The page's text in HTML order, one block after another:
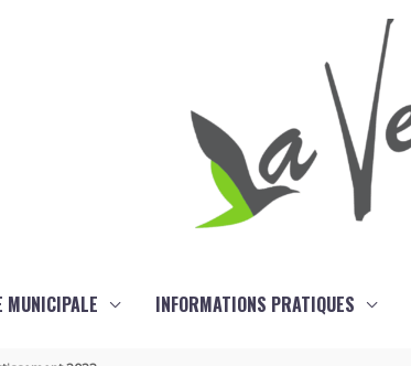
MUNICIPALE INFORMATIONS PRATIQUES